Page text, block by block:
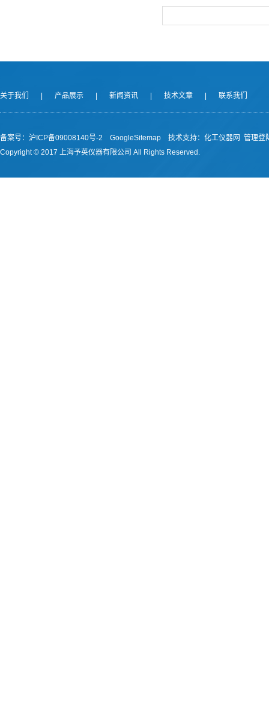
关于我们 产品展示 新闻资讯 技术文章 联系我们
备案号：沪ICP备09008140号-2 GoogleSitemap 技术支持： 化工仪器网 管理登
Copyright © 2017 上海予英仪器有限公司 All Rights Reserved.